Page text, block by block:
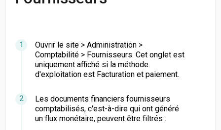
Ouvrir le site > Administration >
Comptabilité > Fournisseurs. Cet onglet est
uniquement affiché si la méthode
d'exploitation est Facturation et paiement.
Les documents financiers fournisseurs
comptabilisés, c'est-à-dire qui ont généré
un flux monétaire, peuvent être filtrés :